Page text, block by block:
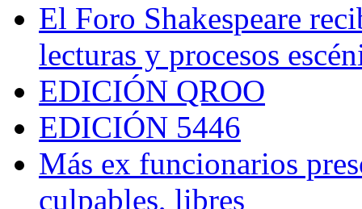
El Foro Shakespeare
lecturas y procesos
EDICIÓN QROO
EDICIÓN 5446
Más ex funcionarios
culpables, libres